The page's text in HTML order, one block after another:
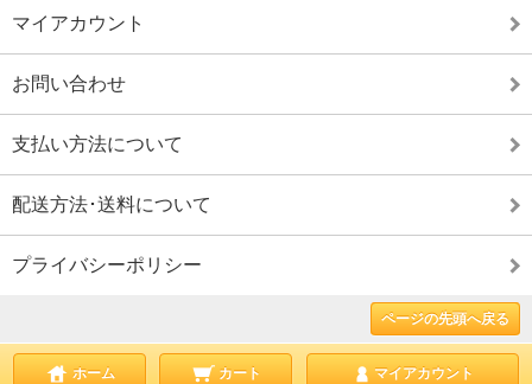
マイアカウント
お問い合わせ
支払い方法について
配送方法･送料について
プライバシーポリシー
ページの先頭へ戻る
ホーム カート マイアカウント